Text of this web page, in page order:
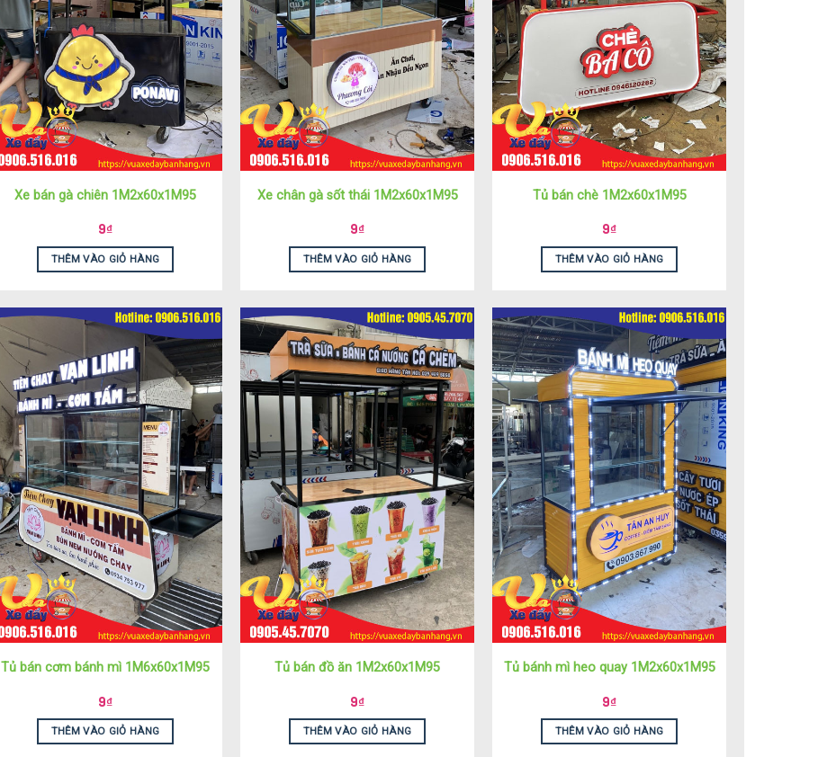
Xe bán gà chiên 1M2x60x1M95
9₫
THÊM VÀO GIỎ HÀNG
Xe chân gà sốt thái 1M2x60x1M95
9₫
THÊM VÀO GIỎ HÀNG
Tủ bán chè 1M2x60x1M95
9₫
THÊM VÀO GIỎ HÀNG
Tủ bán cơm bánh mì 1M6x60x1M95
9₫
THÊM VÀO GIỎ HÀNG
Tủ bán đồ ăn 1M2x60x1M95
9₫
THÊM VÀO GIỎ HÀNG
Tủ bánh mì heo quay 1M2x60x1M95
9₫
THÊM VÀO GIỎ HÀNG